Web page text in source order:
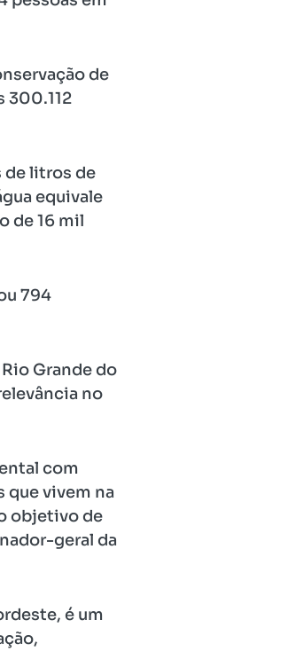
de
300.112
de litros de
equivale
de 16 mil
794
Grande do
no
com
vivem na
objetivo de
geral da
é um